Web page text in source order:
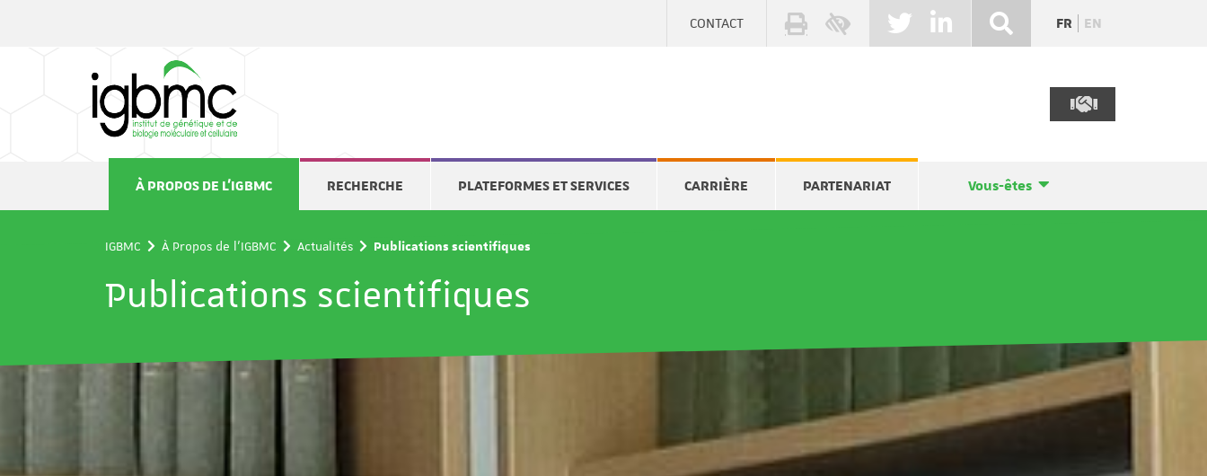
CONTACT FR EN
À PROPOS DE L'IGBMC RECHERCHE PLATEFORMES ET SERVICES CARRIÈRE PARTENARIAT Vous-êtes
IGBMC À Propos de l'IGBMC Actualités Publications scientifiques
Publications scientifiques